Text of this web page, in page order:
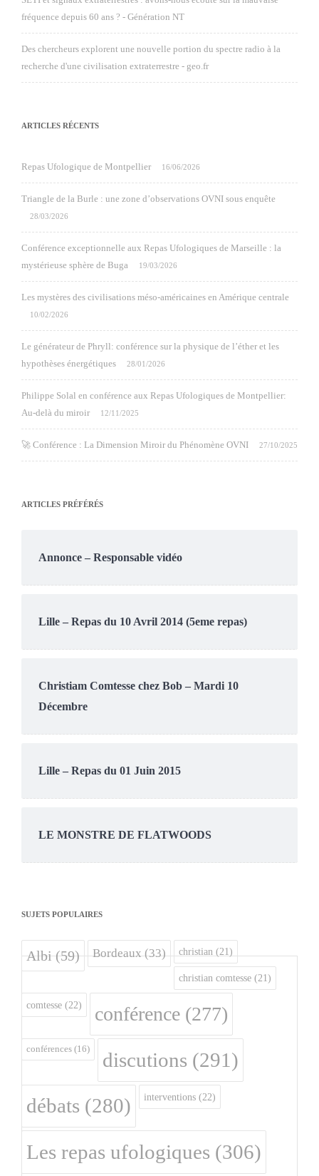
fréquence depuis 60 ans ? - Génération NT
Des chercheurs explorent une nouvelle portion du spectre radio à la
recherche d'une civilisation extraterrestre - geo.fr
ARTICLES RÉCENTS
Repas Ufologique de Montpellier 16/06/2026
Triangle de la Burle : une zone d’observations OVNI sous enquête
28/03/2026
Conférence exceptionnelle aux Repas Ufologiques de Marseille : la
mystérieuse sphère de Buga
19/03/2026
Les mystères des civilisations méso-américaines en Amérique centrale
10/02/2026
Le générateur de Phryll: conférence sur la physique de l’éther et les
hypothèses énergétiques
28/01/2026
Philippe Solal en conférence aux Repas Ufologiques de Montpellier:
Au-delà du miroir
12/11/2025
🚀 Conférence : La Dimension Miroir du Phénomène OVNI 27/10/2025
ARTICLES PRÉFÉRÉS
Annonce – Responsable vidéo
Lille – Repas du 10 Avril 2014 (5eme repas)
Christiam Comtesse chez Bob – Mardi 10
Décembre
Lille – Repas du 01 Juin 2015
LE MONSTRE DE FLATWOODS
SUJETS POPULAIRES
Albi(59) Bordeaux(33) christian (21)
christian comtesse (21)
comtesse (22) conférence (277)
conférences (16) discutions (291)
débats (280) interventions (22)
Les repas ufologiques (306)